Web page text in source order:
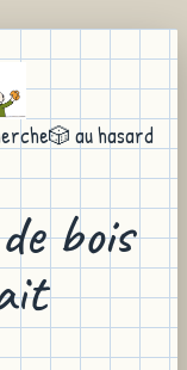
🎲 au hasard
bois